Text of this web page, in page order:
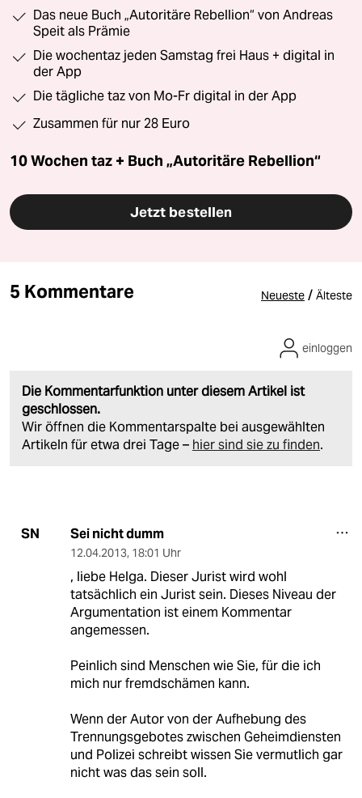
Das neue Buch „Autoritäre Rebellion“ von Andreas
Speit als Prämie
Die wochentaz jeden Samstag frei Haus + digital in
der App
Die tägliche taz von Mo-Fr digital in der App
Zusammen für nur 28 Euro
10 Wochen taz + Buch „Autoritäre Rebellion“
Jetzt bestellen
5 Kommentare Neueste / Älteste
Die Kommentarfunktion unter diesem Artikel ist
geschlossen.
Wir öffnen die Kommentarspalte bei ausgewählten
Artikeln für etwa drei Tage – hier sind sie zu finden.
einloggen
SN Sei nicht dumm
12.04.2013, 18:01 Uhr
, liebe Helga. Dieser Jurist wird wohl
tatsächlich ein Jurist sein. Dieses Niveau der
Argumentation ist einem Kommentar
angemessen.
Peinlich sind Menschen wie Sie, für die ich
mich nur fremdschämen kann.
Wenn der Autor von der Aufhebung des
Trennungsgebotes zwischen Geheimdiensten
und Polizei schreibt wissen Sie vermutlich gar
nicht was das sein soll.